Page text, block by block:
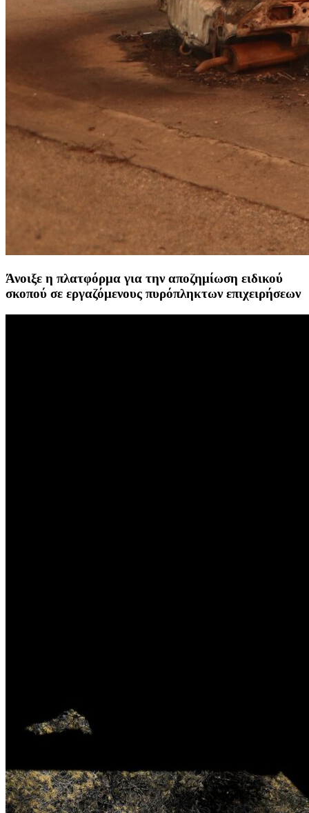
Άνοιξε η πλατφόρμα για την αποζημίωση ειδικού
σκοπού σε εργαζόμενους πυρόπληκτων επιχειρήσεων